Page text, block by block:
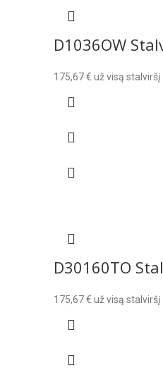
D1036OW
175,67€ už visą stalviršį
D30160TO
175,67€ už visą stalviršį